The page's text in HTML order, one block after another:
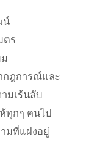
น์
ตร
กฎการณ์และ
มเร้นลับ
ทุกๆ คนไป
มที่แฝงอยู่